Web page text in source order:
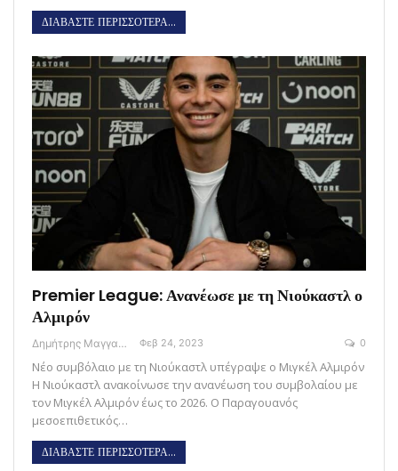
ΔΙΑΒΑΣΤΕ ΠΕΡΙΣΣΟΤΕΡΑ...
Premier League: Ανανέωσε με τη Νιούκαστλ ο
Αλμιρόν
Δημήτρης Μαγγανάρης Φεβ 24, 2023 0
Νέο συμβόλαιο με τη Νιούκαστλ υπέγραψε ο Μιγκέλ Αλμιρόν
Η Νιούκαστλ ανακοίνωσε την ανανέωση του συμβολαίου με
τον Μιγκέλ Αλμιρόν έως το 2026. Ο Παραγουανός
μεσοεπιθετικός…
ΔΙΑΒΑΣΤΕ ΠΕΡΙΣΣΟΤΕΡΑ...